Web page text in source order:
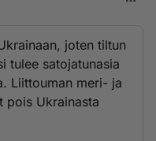
joten tiltun
tulee satojatunasia
Liittouman meri- ja
pois Ukrainasta